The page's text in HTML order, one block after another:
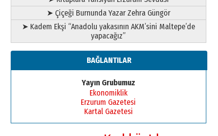
➤ Çiçeği Burnunda Yazar Zehra Güngör
➤ Kadem Ekşi “Anadolu yakasının AKM’sini Maltepe’de
yapacağız”
BAĞLANTILAR
Yayın Grubumuz
Ekonomiklik
Erzurum Gazetesi
Kartal Gazetesi